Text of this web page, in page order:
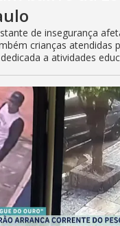
de insegurança
crianças atendidas
a atividades